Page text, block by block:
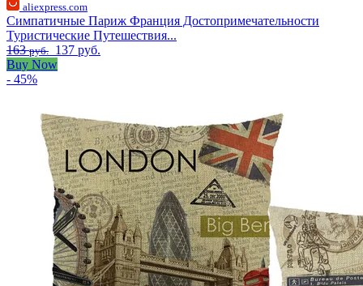
aliexpress.com
Симпатичные Париж Франция Достопримечательности
Туристические Путешествия...
163руб. 137 руб.
Buy Now
- 45%